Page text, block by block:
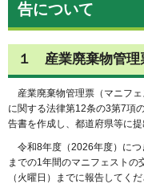
告について
１ 産業廃棄物管理
産業廃棄物管理票（マニフ
に関する法律第12条の3第7項
告書を作成し、都道府県等に
令和8年度（2026年度）につ
までの1年間のマニフェスト
（火曜日）までに報告してくだ